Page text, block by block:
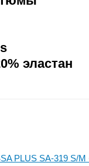
эластан
PLUS SA-319 S/